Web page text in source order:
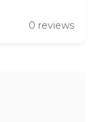
0 reviews